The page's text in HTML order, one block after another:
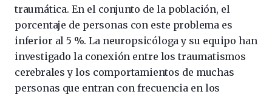
traumática. En el conjunto de la población, el
porcentaje de personas con este problema es
inferior al 5 %. La neuropsicóloga y su equipo han
investigado la conexión entre los traumatismos
cerebrales y los comportamientos de muchas
personas que entran con frecuencia en los